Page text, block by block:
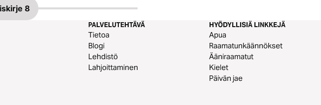
8
PALVELUTEHTÄVÄ
Tietoa
Blogi
Lehdistö
Lahjoittaminen
HYÖDYLLISIÄ LINKKEJÄ
Apua
Raamatunkäännökset
Ääniraamatut
Kielet
Päivän jae